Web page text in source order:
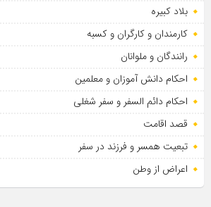
بلاد کبیره
کارمندان و کارگران و کسبه
رانندگان و ملوانان
احکام دانش آموزان و معلمین
احکام دائم السفر و سفر شغلی
قصد اقامت
تبعیت همسر و فرزند در سفر
اعراض از وطن